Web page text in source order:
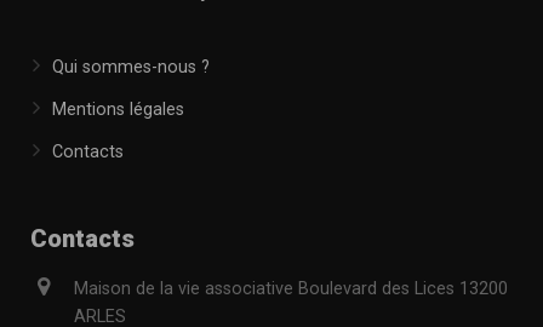
Qui sommes-nous ?
Mentions légales
Contacts
Contacts
Maison de la vie associative Boulevard des Lices 13200
ARLES